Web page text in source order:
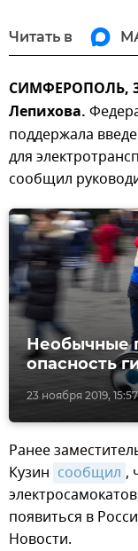
Читать в
СИМФЕРОПОЛЬ,
Лепихова.
поддержала
для
сообщил
23 ноября 2019, 15:57
Необычные
опасность
Ранее
Кузин сообщил ,
появиться в
Новости.